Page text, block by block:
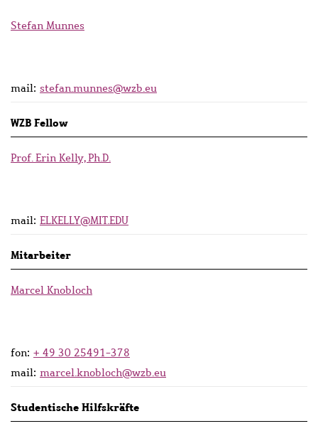
Stefan Munnes
mail: stefan.munnes@wzb.eu
WZB Fellow
Prof. Erin Kelly, Ph.D.
mail: ELKELLY@MIT.EDU
Mitarbeiter
Marcel Knobloch
fon: + 49 30 25491-378
mail: marcel.knobloch@wzb.eu
Studentische Hilfskräfte